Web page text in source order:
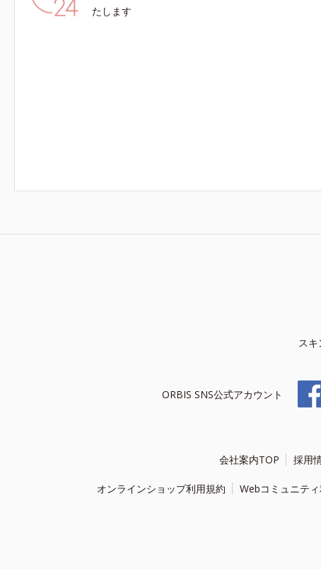
たします
スキ
ORBIS SNS公式アカウント
会社案内TOP 採用
オンラインショップ利用規約 Webコミュニテ